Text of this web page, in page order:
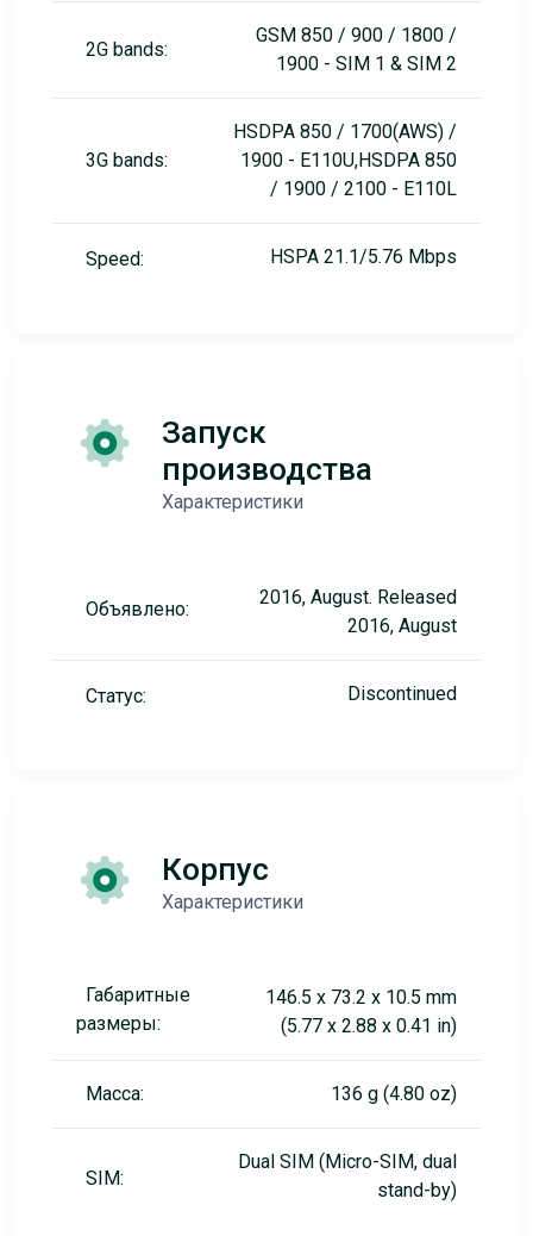
2G bands:
GSM 850 / 900 / 1800 /
1900 - SIM 1 & SIM 2
3G bands:
HSDPA 850 / 1700(AWS) /
1900 - E110U,HSDPA 850
/ 1900 / 2100 - E110L
Speed: HSPA 21.1/5.76 Mbps
Запуск
производства
Характеристики
Объявлено:
2016, August. Released
2016, August
Статус: Discontinued
Корпус
Характеристики
Габаритные
размеры:
146.5 x 73.2 x 10.5 mm
(5.77 x 2.88 x 0.41 in)
Масса: 136 g (4.80 oz)
SIM:
Dual SIM (Micro-SIM, dual
stand-by)